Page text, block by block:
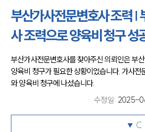
부산가사전문변호사 조력 |
사 조력으로 양육비 청구 성
부산가사전문변호사를 찾아주신 의뢰인은 부
양육비 청구가 필요한 상황이었습니다. 가사전
와 양육비 청구에 나섰습니다.
수정일: 2025-